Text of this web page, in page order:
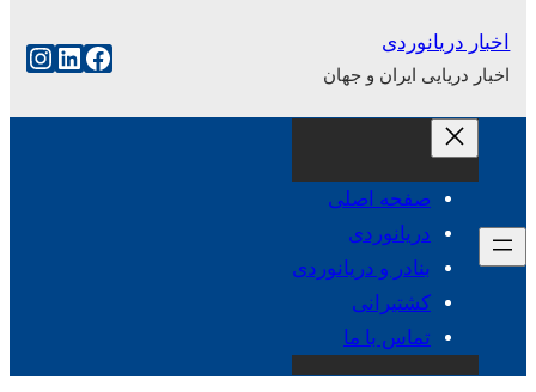
اخبار دریانوردی
اخبار دریایی ایران و جهان
فیس‌بوک
صفحه اصلی
دریانوردی
بنادر و دریانوردی
کشتیرانی
تماس با ما